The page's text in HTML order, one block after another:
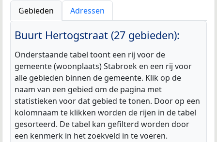
Gebieden Adressen
Buurt Hertogstraat (27 gebieden):
Onderstaande tabel toont een rij voor de
gemeente (woonplaats) Stabroek en een rij voor
alle gebieden binnen de gemeente. Klik op de
naam van een gebied om de pagina met
statistieken voor dat gebied te tonen. Door op een
kolomnaam te klikken worden de rijen in de tabel
gesorteerd. De tabel kan gefilterd worden door
een kenmerk in het zoekveld in te voeren.